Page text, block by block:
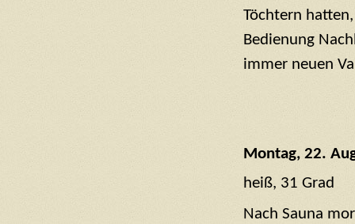
Töchtern
Bedienung
immer neuen
Montag, 22.
heiß, 31 Grad
Nach Sauna